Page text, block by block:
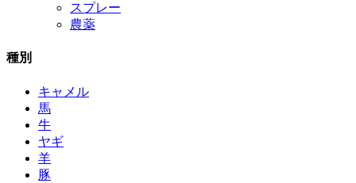
スプレー
農薬
種別
キャメル
馬
牛
ヤギ
羊
豚